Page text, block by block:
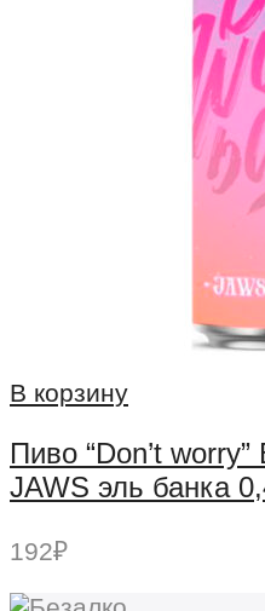
В корзину
Пиво “Don’t
JAWS эль банка
192₽